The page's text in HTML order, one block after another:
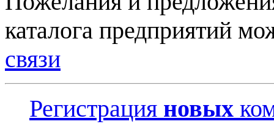
каталога предприятий
связи
Регистрация новых